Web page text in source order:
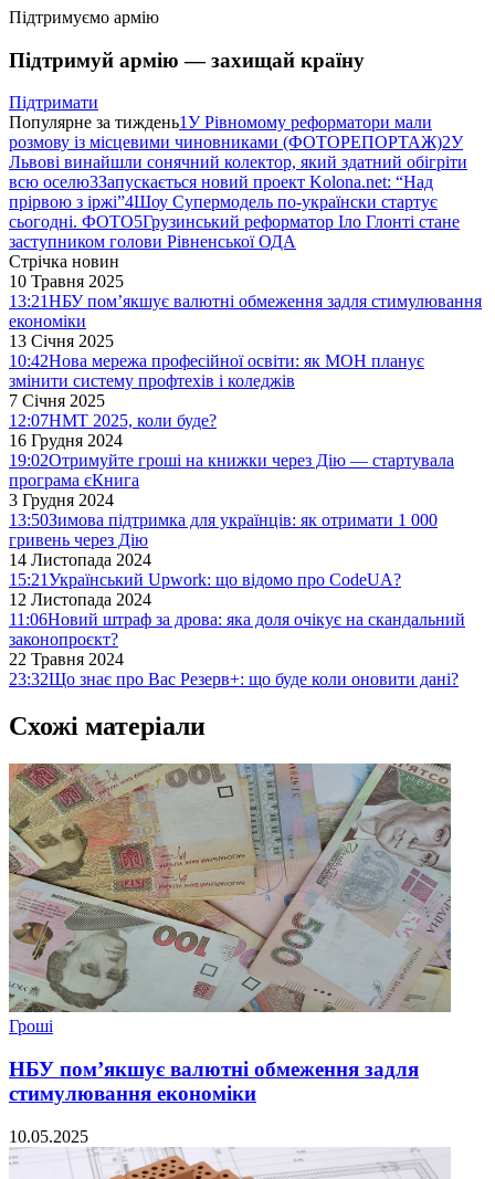
Підтримуємо армію
Підтримуй армію — захищай країну
Підтримати
Популярне за тиждень1У Рівномому реформатори мали
розмову із місцевими чиновниками (ФОТОРЕПОРТАЖ)2У
Львові винайшли сонячний колектор, який здатний обігріти
всю оселю3Запускається новий проект Kolona.net: “Над
прірвою з іржі”4Шоу Супермодель по-українски стартує
сьогодні. ФОТО5Грузинський реформатор Іло Глонті стане
заступником голови Рівненської ОДА
Стрічка новин
10 Травня 2025
13:21НБУ пом’якшує валютні обмеження задля стимулювання
економіки
13 Січня 2025
10:42Нова мережа професійної освіти: як МОН планує
змінити систему профтехів і коледжів
7 Січня 2025
12:07НМТ 2025, коли буде?
16 Грудня 2024
19:02Отримуйте гроші на книжки через Дію — стартувала
програма єКнига
3 Грудня 2024
13:50Зимова підтримка для українців: як отримати 1 000
гривень через Дію
14 Листопада 2024
15:21Український Upwork: що відомо про CodeUA?
12 Листопада 2024
11:06Новий штраф за дрова: яка доля очікує на скандальний
законопроєкт?
22 Травня 2024
23:32Що знає про Вас Резерв+: що буде коли оновити дані?
Схожі матеріали
Гроші
НБУ пом’якшує валютні обмеження задля
стимулювання економіки
10.05.2025